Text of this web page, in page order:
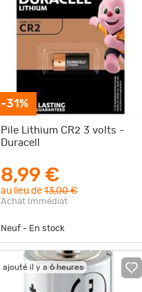
-31%
Pile Lithium CR2 3 volts -
Duracell
8,99 €
au lieu de13,00 €
Achat Immédiat
Neuf - En stock
ajouté il y a 6 heures